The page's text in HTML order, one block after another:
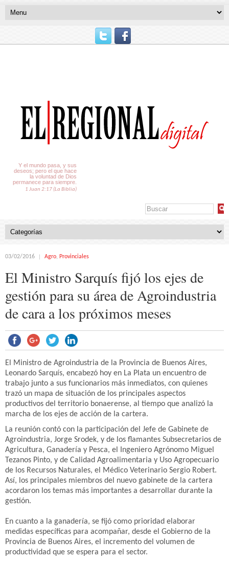
Y el mundo pasa, y sus
deseos; pero el que hace
la voluntad de Dios
permanece para siempre.
1 Juan 2:17 (La Biblia)
03/02/2016 Agro, Provinciales
El Ministro Sarquís fijó los ejes de
gestión para su área de Agroindustria
de cara a los próximos meses
El Ministro de Agroindustria de la Provincia de Buenos Aires,
Leonardo Sarquís, encabezó hoy en La Plata un encuentro de
trabajo junto a sus funcionarios más inmediatos, con quienes
trazó un mapa de situación de los principales aspectos
productivos del territorio bonaerense, al tiempo que analizó la
marcha de los ejes de acción de la cartera.
La reunión contó con la participación del Jefe de Gabinete de
Agroindustria, Jorge Srodek, y de los flamantes Subsecretarios de
Agricultura, Ganadería y Pesca, el Ingeniero Agrónomo Miguel
Tezanos Pinto, y de Calidad Agroalimentaria y Uso Agropecuario
de los Recursos Naturales, el Médico Veterinario Sergio Robert.
Así, los principales miembros del nuevo gabinete de la cartera
acordaron los temas más importantes a desarrollar durante la
gestión.
En cuanto a la ganadería, se fijó como prioridad elaborar
medidas específicas para acompañar, desde el Gobierno de la
Provincia de Buenos Aires, el incremento del volumen de
productividad que se espera para el sector.